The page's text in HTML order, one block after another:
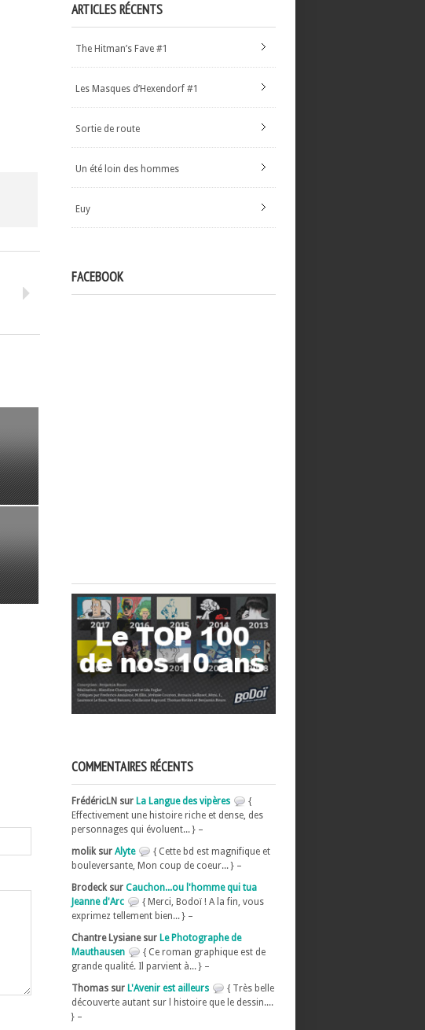
ARTICLES RÉCENTS
The Hitman’s Fave #1
Les Masques d’Hexendorf #1
Sortie de route
Un été loin des hommes
Euy
FACEBOOK
COMMENTAIRES RÉCENTS
FrédéricLN sur La Langue des vipères
{
Effectivement une histoire riche et dense, des
personnages qui évoluent... } –
molik sur Alyte
{ Cette bd est magnifique et
bouleversante, Mon coup de coeur... } –
Brodeck sur Cauchon...ou l'homme qui tua
Jeanne d'Arc
{ Merci, Bodoï ! A la fin, vous
exprimez tellement bien... } –
Chantre Lysiane sur Le Photographe de
Mauthausen
{ Ce roman graphique est de
grande qualité. Il parvient à... } –
Thomas sur L'Avenir est ailleurs
{ Très belle
découverte autant sur l histoire que le dessin....
} –